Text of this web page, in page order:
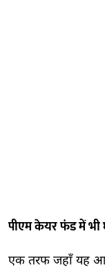
पीएम केयर फंड में
एक तरफ जहाँ यह